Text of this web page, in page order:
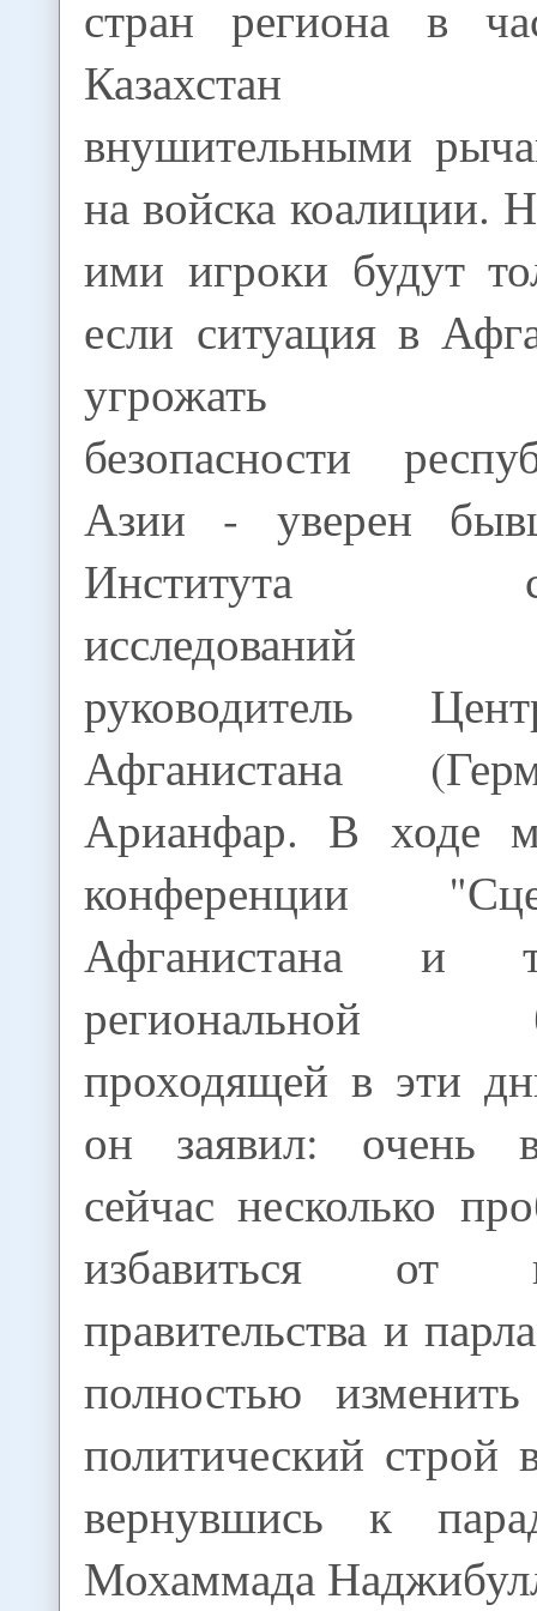
стран региона в
Казахстан
внушительными
на войска коалиции.
ими игроки будут
если ситуация в
угрожать
безопасности
Азии - уверен
Института
исследований
руководитель
Афганистана
Арианфар. В ходе
конференции
Афганистана и
региональной
проходящей в эти
он заявил: очень
сейчас несколько
избавиться от
правительства и
полностью
политический строй
вернувшись к
Мохаммада